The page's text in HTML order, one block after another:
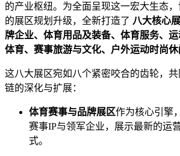
的产业枢纽。为全面呈现这一宏大生态
的展区规划升级，全新打造了 八大核心
牌企业、体育用品及装备、体育服务、
体育、赛事旅游与文化、户外运动时尚休
这八大展区宛如八个紧密咬合的齿轮，
链的深化与扩展：
体育赛事与品牌展区作为核心引擎
赛事IP与领军企业，展示最新的运
式。